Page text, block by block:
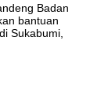
Badan
bantuan
Sukabumi,